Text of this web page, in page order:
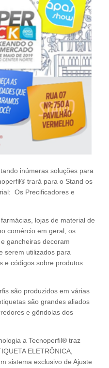
inúmeras soluções para
trará para o Stand os
Os Precificadores e
lojas de material de
comércio em geral, os
gancheiras decoram
serem utilizados para
e códigos sobre produtos
são produzidos em várias
são grandes aliados
e gôndolas dos
a Tecnoperfil® traz
ELETRÔNICA,
sistema exclusivo de Ajuste